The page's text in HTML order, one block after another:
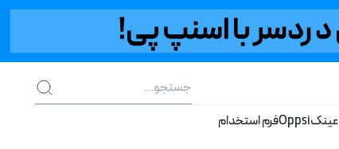
عینکOppsiفرم استخدام